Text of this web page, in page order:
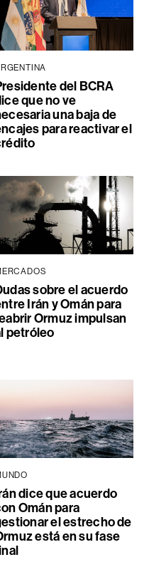
del BCRA
que no ve
una baja de
para reactivar el
sobre el acuerdo
Irán y Omán para
Ormuz impulsan
petróleo
dice que acuerdo
Omán para
el estrecho de
está en su fase